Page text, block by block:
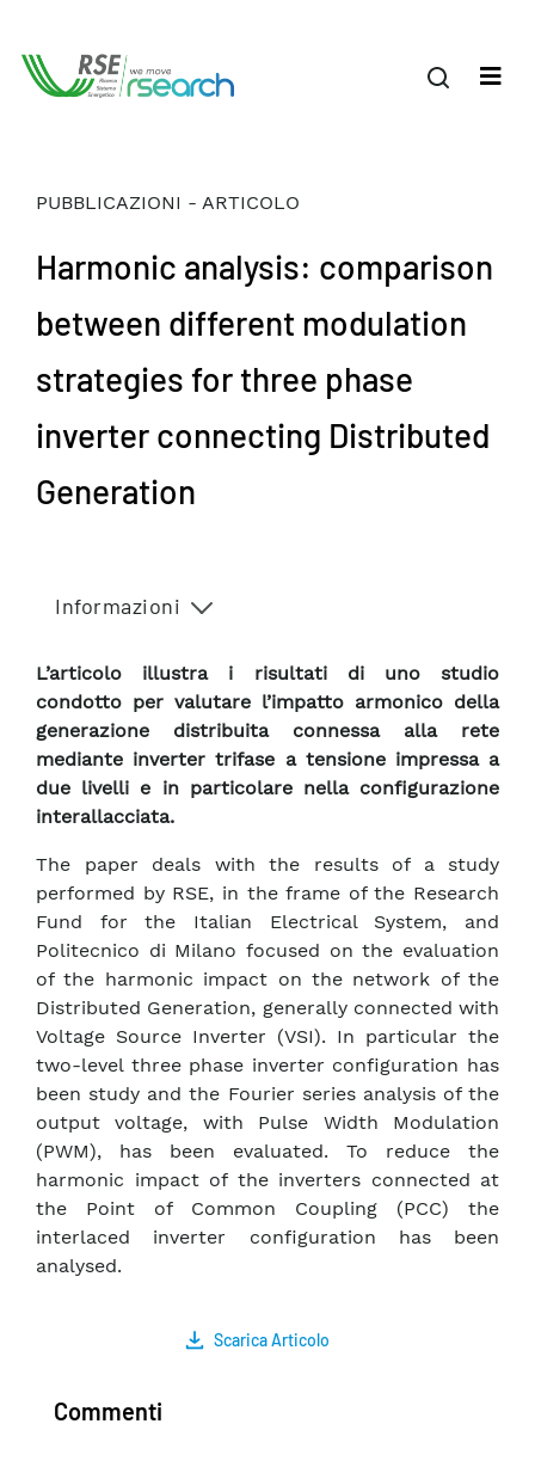
PUBBLICAZIONI - ARTICOLO
Harmonic analysis: comparison
between different modulation
strategies for three phase
inverter connecting Distributed
Generation
Informazioni
L’articolo illustra i risultati di uno studio
condotto per valutare l’impatto armonico della
generazione distribuita connessa alla rete
mediante inverter trifase a tensione impressa a
due livelli e in particolare nella configurazione
interallacciata.
The paper deals with the results of a study
performed by RSE, in the frame of the Research
Fund for the Italian Electrical System, and
Politecnico di Milano focused on the evaluation
of the harmonic impact on the network of the
Distributed Generation, generally connected with
Voltage Source Inverter (VSI). In particular the
two-level three phase inverter configuration has
been study and the Fourier series analysis of the
output voltage, with Pulse Width Modulation
(PWM), has been evaluated. To reduce the
harmonic impact of the inverters connected at
the Point of Common Coupling (PCC) the
interlaced inverter configuration has been
analysed.
Scarica Articolo
Commenti